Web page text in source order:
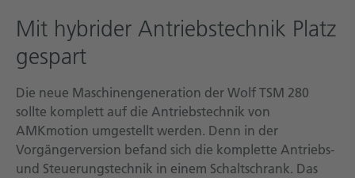
Mit hybrider Antriebstechnik Platz
gespart
Die neue Maschinengeneration der Wolf TSM 280
sollte komplett auf die Antriebstechnik von
AMKmotion umgestellt werden. Denn in der
Vorgängerversion befand sich die komplette Antriebs-
und Steuerungstechnik in einem Schaltschrank. Das